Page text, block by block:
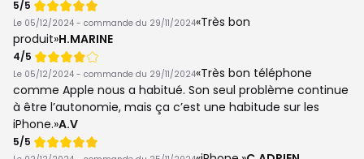
Note
de
5/5
Le 05/12/2024 - commande du 29/11/2024 Très bon
produit H.MARINE
Note
de
4/5
Le 05/12/2024 - commande du 29/11/2024 Très bon téléphone
comme Apple nous a habitué. Son seul problème continue
à être l’autonomie, mais ça c’est une habitude sur les
iPhone. A.V
Note
de
5/5